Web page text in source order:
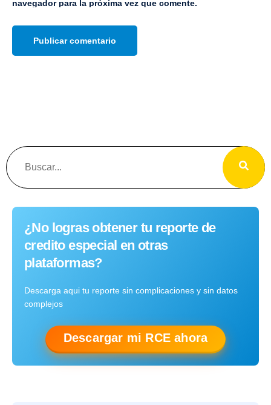
navegador para la próxima vez que comente.
¿No logras obtener tu reporte de
credito especial en otras
plataformas?
Descarga aqui tu reporte sin complicaciones y sin datos
complejos
Descargar mi RCE ahora